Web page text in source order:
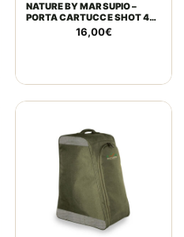
NATURE BY MARSUPIO –
PORTA CARTUCCE SHOT 4
POLYESTERE 600
16,00€